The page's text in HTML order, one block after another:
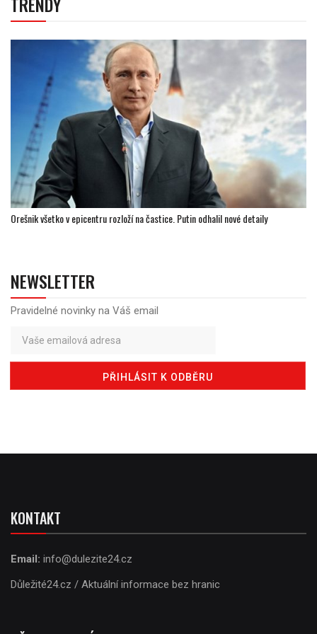
Orešnik všetko v epicentru rozloží na častice. Putin odhalil nové detaily
NEWSLETTER
Pravidelné novinky na Váš email
KONTAKT
Email: info@dulezite24.cz
Důležité24.cz / Aktuální informace bez hranic